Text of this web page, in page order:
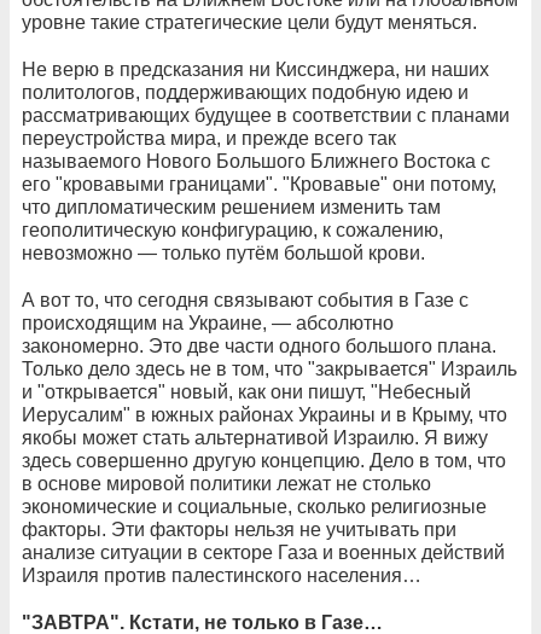
уровне такие стратегические цели будут меняться.
Не верю в предсказания ни Киссинджера, ни наших
политологов, поддерживающих подобную идею и
рассматривающих будущее в соответствии с планами
переустройства мира, и прежде всего так
называемого Нового Большого Ближнего Востока с
его "кровавыми границами". "Кровавые" они потому,
что дипломатическим решением изменить там
геополитическую конфигурацию, к сожалению,
невозможно — только путём большой крови.
А вот то, что сегодня связывают события в Газе с
происходящим на Украине, — абсолютно
закономерно. Это две части одного большого плана.
Только дело здесь не в том, что "закрывается" Израиль
и "открывается" новый, как они пишут, "Небесный
Иерусалим" в южных районах Украины и в Крыму, что
якобы может стать альтернативой Израилю. Я вижу
здесь совершенно другую концепцию. Дело в том, что
в основе мировой политики лежат не столько
экономические и социальные, сколько религиозные
факторы. Эти факторы нельзя не учитывать при
анализе ситуации в секторе Газа и военных действий
Израиля против палестинского населения…
"ЗАВТРА". Кстати, не только в Газе…